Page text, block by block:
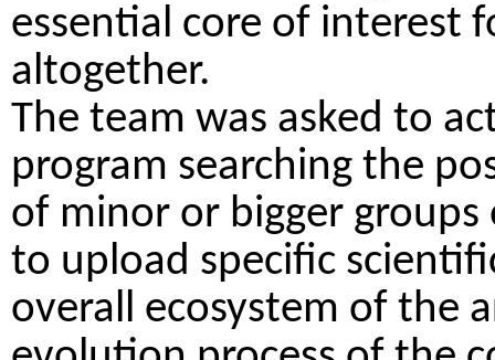
essential core of interest
altogether.
The team was asked to
program searching the
of minor or bigger
to upload specific
overall ecosystem of the